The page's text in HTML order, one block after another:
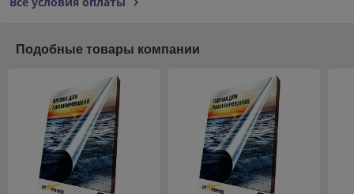
Подобные товары компании